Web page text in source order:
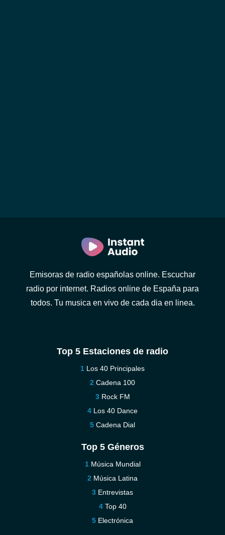
Emisoras de radio españolas online. Escuchar
radio por internet. Radios online de España para
todos. Tu musica en vivo de cada dia en linea.
Top 5 Estaciones de radio
Los 40 Principales
Cadena 100
Rock FM
Los 40 Dance
Cadena Dial
Top 5 Géneros
Música Mundial
Música Latina
Entrevistas
Top 40
Electrónica